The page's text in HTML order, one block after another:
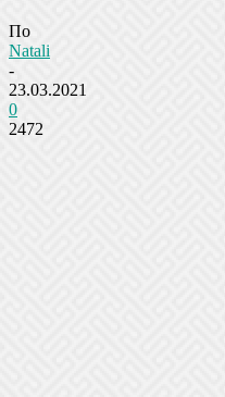
По
Natali
-
23.03.2021
0
2472